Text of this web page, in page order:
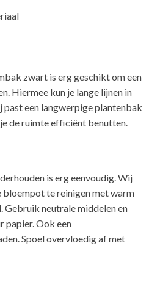
zwart is erg geschikt om een
Hiermee kun je lange lijnen in
een langwerpige plantenbak
de ruimte efficiënt benutten.
is erg eenvoudig. Wij
bloempot te reinigen met warm
Gebruik neutrale middelen en
papier. Ook een
Spoel overvloedig af met